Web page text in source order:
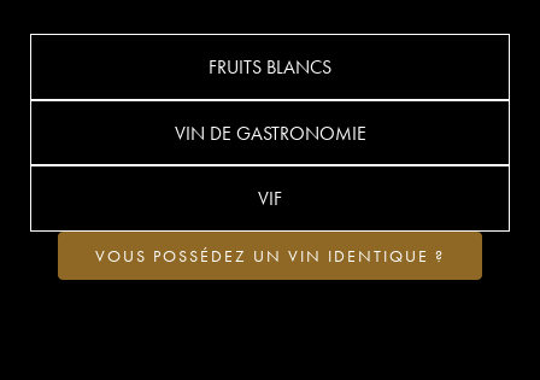
FRUITS BLANCS
VIN DE GASTRONOMIE
VIF
VOUS POSSÉDEZ UN VIN IDENTIQUE ?